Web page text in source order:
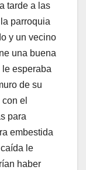
tarde a las
parroquia
y un vecino
una buena
esperaba
de su
el
para
embestida
le
haber